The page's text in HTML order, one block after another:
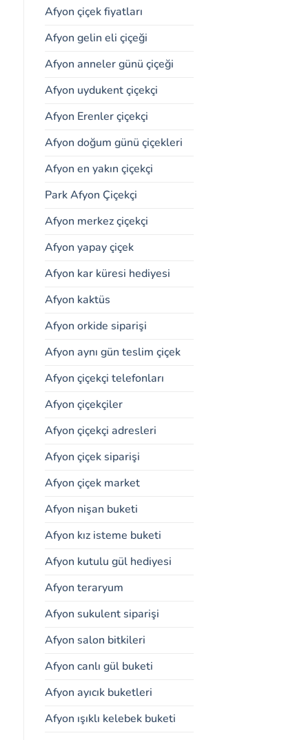
Afyon çiçek fiyatları
Afyon gelin eli çiçeği
Afyon anneler günü çiçeği
Afyon uydukent çiçekçi
Afyon Erenler çiçekçi
Afyon doğum günü çiçekleri
Afyon en yakın çiçekçi
Park Afyon Çiçekçi
Afyon merkez çiçekçi
Afyon yapay çiçek
Afyon kar küresi hediyesi
Afyon kaktüs
Afyon orkide siparişi
Afyon aynı gün teslim çiçek
Afyon çiçekçi telefonları
Afyon çiçekçiler
Afyon çiçekçi adresleri
Afyon çiçek siparişi
Afyon çiçek market
Afyon nişan buketi
Afyon kız isteme buketi
Afyon kutulu gül hediyesi
Afyon teraryum
Afyon sukulent siparişi
Afyon salon bitkileri
Afyon canlı gül buketi
Afyon ayıcık buketleri
Afyon ışıklı kelebek buketi